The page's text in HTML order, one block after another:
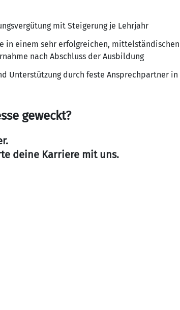
mit Steigerung je Lehrjahr
in einem sehr erfolgreichen,
nach Abschluss der Ausbildung
Unterstützung durch feste Ansprechpartner
geweckt?
deine Karriere mit uns.